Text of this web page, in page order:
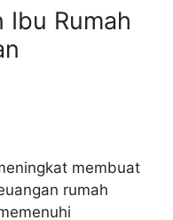
Ibu Rumah
membuat
rumah